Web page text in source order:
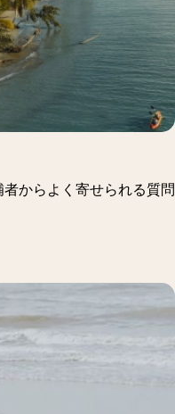
からよく寄せられる質問